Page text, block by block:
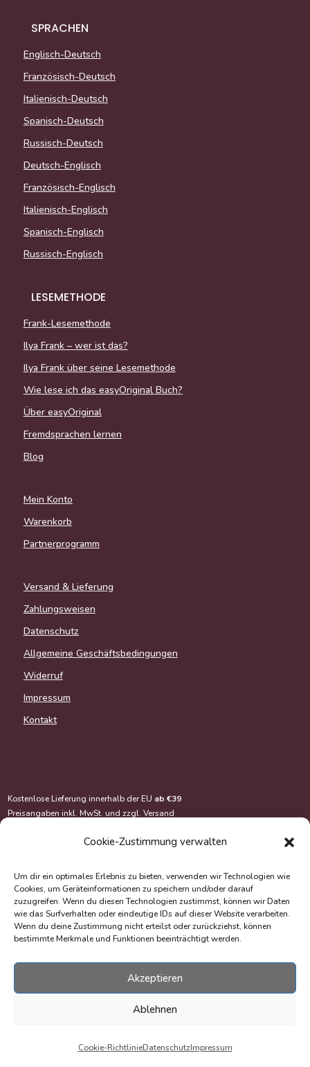
Cookie-Zustimmung verwalten
Um dir ein optimales Erlebnis zu bieten, verwenden wir Technologien wie
Cookies, um Geräteinformationen zu speichern und/oder darauf
zuzugreifen. Wenn du diesen Technologien zustimmst, können wir Daten
wie das Surfverhalten oder eindeutige IDs auf dieser Website verarbeiten.
Wenn du deine Zustimmung nicht erteilst oder zurückziehst, können
bestimmte Merkmale und Funktionen beeinträchtigt werden.
Akzeptieren
Ablehnen
Cookie-RichtlinieDatenschutzImpressum
SPRACHEN
Englisch-Deutsch
Französisch-Deutsch
Italienisch-Deutsch
Spanisch-Deutsch
Russisch-Deutsch
Deutsch-Englisch
Französisch-Englisch
Italienisch-Englisch
Spanisch-Englisch
Russisch-Englisch
LESEMETHODE
Frank-Lesemethode
Ilya Frank – wer ist das?
Ilya Frank über seine Lesemethode
Wie lese ich das easyOriginal Buch?
Über easyOriginal
Fremdsprachen lernen
Blog
Mein Konto
Warenkorb
Partnerprogramm
Versand & Lieferung
Zahlungsweisen
Datenschutz
Allgemeine Geschäftsbedingungen
Widerruf
Impressum
Kontakt
Kostenlose Lieferung innerhalb der EU ab €39
Preisangaben inkl. MwSt. und zzgl.Versand
© Copyright 2020-2026 EasyOriginal Verlag e.U.
Webdesign & Webentwicklung – Multimediana
Withdrawal of Contract